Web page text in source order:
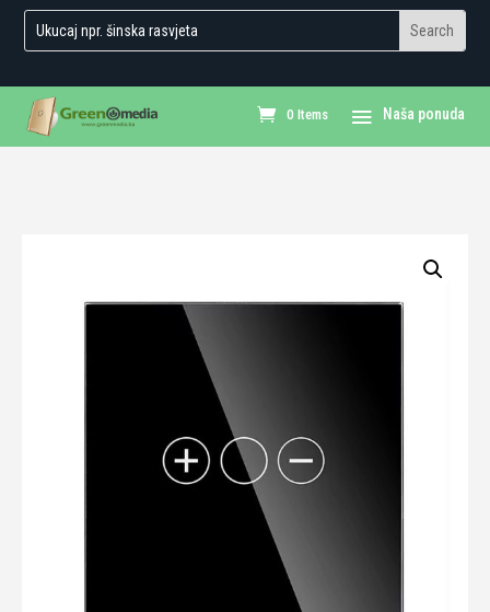
0 Items